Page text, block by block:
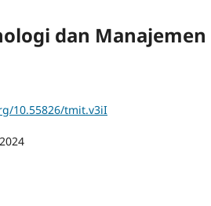
dan
10.55826/tmit.v3iI